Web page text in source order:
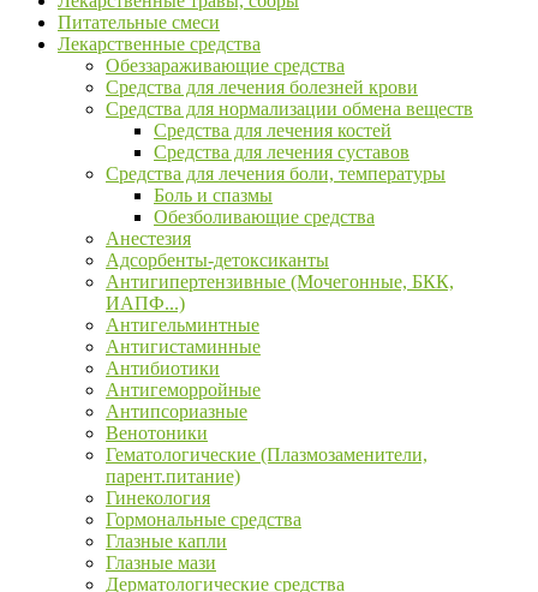
Питательные смеси
Лекарственные средства
Обеззараживающие средства
Средства для лечения болезней крови
Средства для нормализации обмена веществ
Средства для лечения костей
Средства для лечения суставов
Средства для лечения боли, температуры
Боль и спазмы
Обезболивающие средства
Анестезия
Адсорбенты-детоксиканты
Антигипертензивные (Мочегонные, БКК,
ИАПФ...)
Антигельминтные
Антигистаминные
Антибиотики
Антигеморройные
Антипсориазные
Венотоники
Гематологические (Плазмозаменители,
парент.питание)
Гинекология
Гормональные средства
Глазные капли
Глазные мази
Дерматологические средства